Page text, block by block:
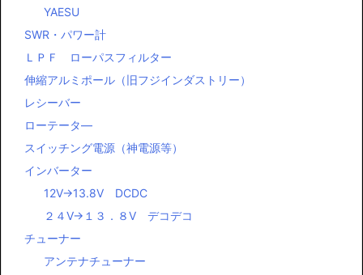
YAESU
SWR・パワー計
ＬＰＦ ローパスフィルター
伸縮アルミポール（旧フジインダストリー）
レシーバー
ローテータ―
スイッチング電源（神電源等）
インバーター
12V→13.8V DCDC
２４V→１３．８V デコデコ
チューナー
アンテナチューナー